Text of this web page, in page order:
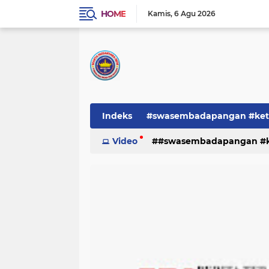
HOME Kamis 6 Agu 2026
Indeks #swasembadapangan
Pemerintah PEMERINTAHAN
Video #swasembadapangan